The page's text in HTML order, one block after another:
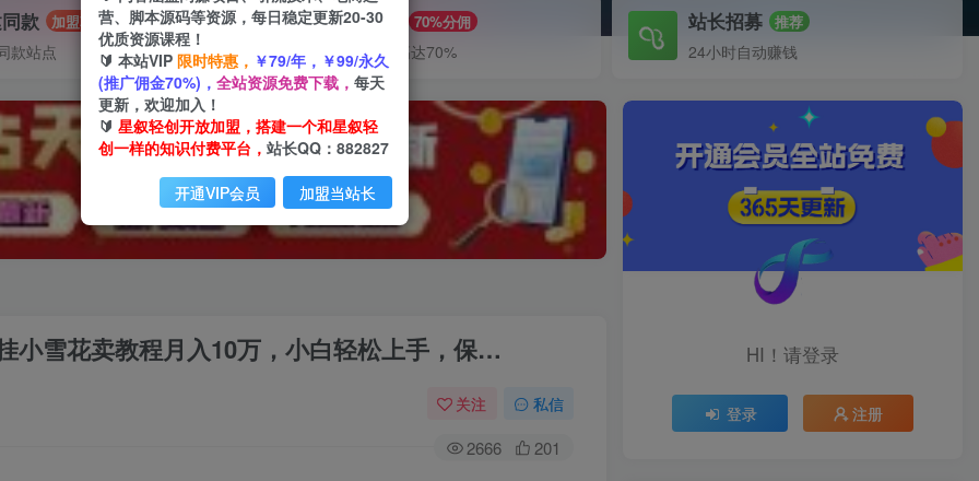
款 加盟
款站点
推广赚钱 70%分佣
推广返佣高达70%
站长招募 推荐
24小时自动赚钱
小雪花卖教程月入10万，小白轻松上手，保…
关注 私信
2666 201
HI！请登录
登录 注册
营、脚本源码等资源，每日稳定更新20-30
优质资源课程！
🔰 本站VIP 限时特惠， ￥79/年，￥99/永久
(推广佣金70%)， 全站资源免费下载， 每天
更新，欢迎加入！
🔰 星叙轻创开放加盟，搭建一个和星叙轻
创一样的知识付费平台， 站长QQ：882827
开通VIP会员 加盟当站长